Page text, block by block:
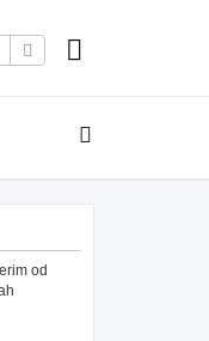
IskanjeNapredno iskanje
od